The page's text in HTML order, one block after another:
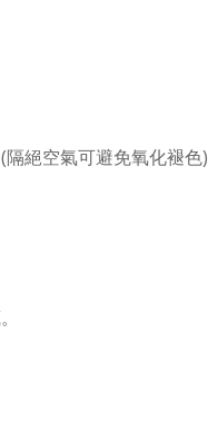
絕空氣可避免氧化褪色)